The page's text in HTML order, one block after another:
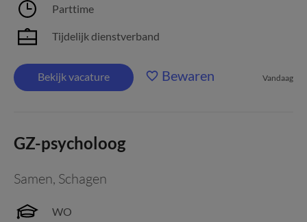
Parttime
Tijdelijk dienstverband
Bekijk vacature Bewaren Vandaag
GZ-psycholoog
Samen, Schagen
WO